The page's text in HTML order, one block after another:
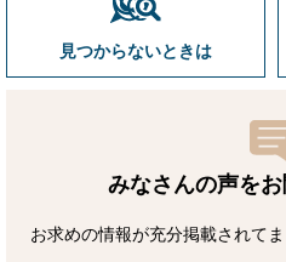
見つからないときは
みなさんの声を
お求めの情報が充分掲載されて